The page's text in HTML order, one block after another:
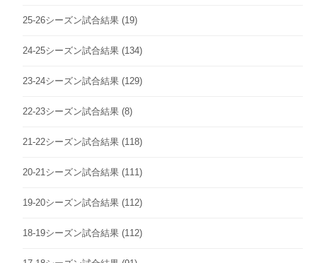
25-26シーズン試合結果 (19)
24-25シーズン試合結果 (134)
23-24シーズン試合結果 (129)
22-23シーズン試合結果 (8)
21-22シーズン試合結果 (118)
20-21シーズン試合結果 (111)
19-20シーズン試合結果 (112)
18-19シーズン試合結果 (112)